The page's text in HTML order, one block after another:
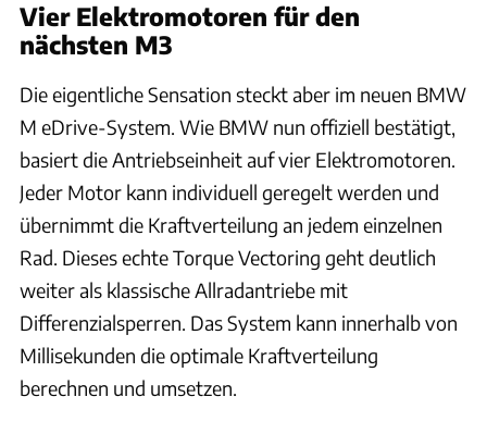
Vier Elektromotoren für den
nächsten M3
Die eigentliche Sensation steckt aber im neuen BMW
M eDrive-System. Wie BMW nun offiziell bestätigt,
basiert die Antriebseinheit auf vier Elektromotoren.
Jeder Motor kann individuell geregelt werden und
übernimmt die Kraftverteilung an jedem einzelnen
Rad. Dieses echte Torque Vectoring geht deutlich
weiter als klassische Allradantriebe mit
Differenzialsperren. Das System kann innerhalb von
Millisekunden die optimale Kraftverteilung
berechnen und umsetzen.